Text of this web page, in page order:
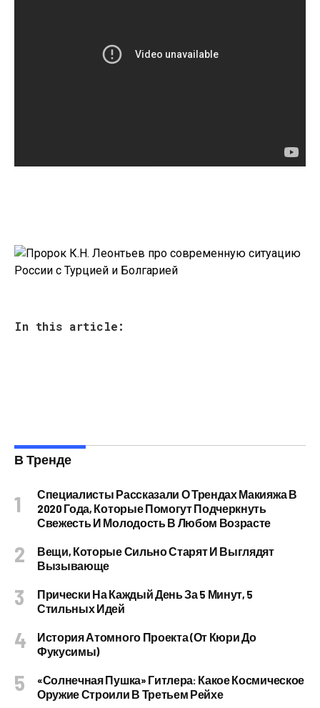
In this article:
В Тренде
Специалисты Рассказали О Трендах Макияжа В
2020 Года, Которые Помогут Подчеркнуть
Свежесть И Молодость В Любом Возрасте
Вещи, Которые Сильно Старят И Выглядят
Вызывающе
Прически На Каждый День За 5 Минут, 5
Стильных Идей
История Атомного Проекта (от Кюри До
Фукусимы)
«Солнечная Пушка» Гитлера: Какое Космическое
Оружие Строили В Третьем Рейхе